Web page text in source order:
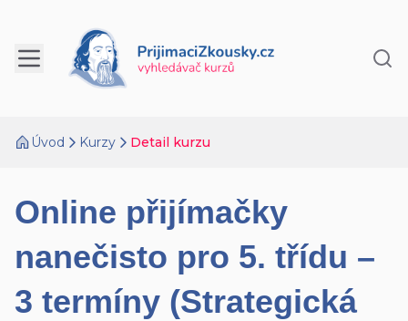
Úvod Kurzy Detail kurzu
Online přijímačky
nanečisto pro 5. třídu –
3 termíny (Strategická